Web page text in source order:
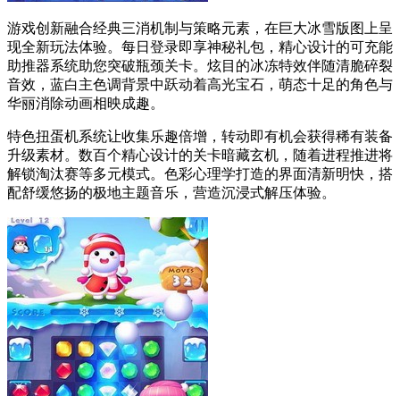
游戏创新融合经典三消机制与策略元素，在巨大冰雪版图上呈
现全新玩法体验。每日登录即享神秘礼包，精心设计的可充能
助推器系统助您突破瓶颈关卡。炫目的冰冻特效伴随清脆碎裂
音效，蓝白主色调背景中跃动着高光宝石，萌态十足的角色与
华丽消除动画相映成趣。
特色扭蛋机系统让收集乐趣倍增，转动即有机会获得稀有装备
升级素材。数百个精心设计的关卡暗藏玄机，随着进程推进将
解锁淘汰赛等多元模式。色彩心理学打造的界面清新明快，搭
配舒缓悠扬的极地主题音乐，营造沉浸式解压体验。